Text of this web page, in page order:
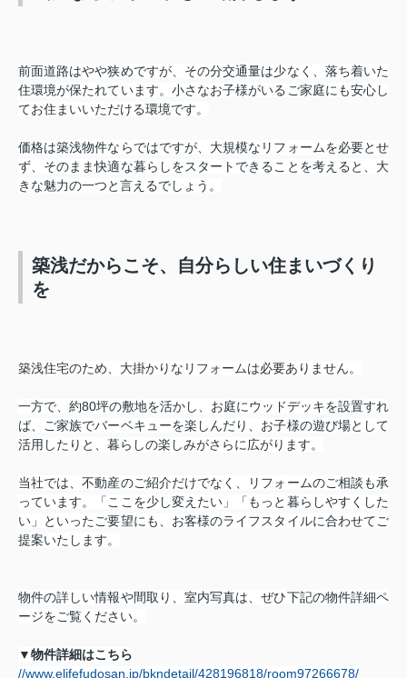
前面道路はやや狭めですが、その分交通量は少なく、落ち着いた
住環境が保たれています。小さなお子様がいるご家庭にも安心し
てお住まいいただける環境です。
価格は築浅物件ならではですが、大規模なリフォームを必要とせ
ず、そのまま快適な暮らしをスタートできることを考えると、大
きな魅力の一つと言えるでしょう。
築浅だからこそ、自分らしい住まいづくり
を
築浅住宅のため、大掛かりなリフォームは必要ありません。
一方で、約80坪の敷地を活かし、お庭にウッドデッキを設置すれ
ば、ご家族でバーベキューを楽しんだり、お子様の遊び場として
活用したりと、暮らしの楽しみがさらに広がります。
当社では、不動産のご紹介だけでなく、リフォームのご相談も承
っています。「ここを少し変えたい」「もっと暮らしやすくした
い」といったご要望にも、お客様のライフスタイルに合わせてご
提案いたします。
物件の詳しい情報や間取り、室内写真は、ぜひ下記の物件詳細ペ
ージをご覧ください。
▼物件詳細はこちら
//www.elifefudosan.jp/bkndetail/428196818/room97266678/